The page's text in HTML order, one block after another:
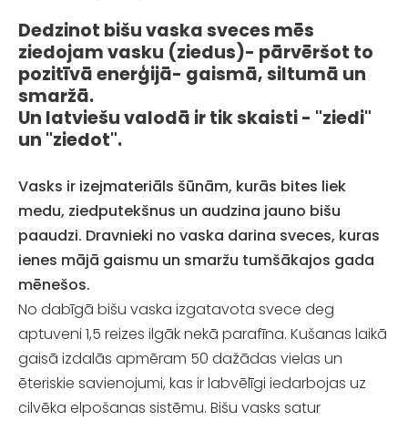
Dedzinot bišu vaska sveces mēs
ziedojam vasku (ziedus)- pārvēršot to
pozitīvā enerģijā- gaismā, siltumā un
smaržā.
Un latviešu valodā ir tik skaisti - "ziedi"
un "ziedot".
Vasks ir izejmateriāls šūnām, kurās bites liek
medu, ziedputekšnus un audzina jauno bišu
paaudzi. Dravnieki no vaska darina sveces, kuras
ienes mājā gaismu un smaržu tumšākajos gada
mēnešos.
No dabīgā bišu vaska izgatavota svece deg
aptuveni 1,5 reizes ilgāk nekā parafīna. Kušanas laikā
gaisā izdalās apmēram 50 dažādas vielas un
ēteriskie savienojumi, kas ir labvēlīgi iedarbojas uz
cilvēka elpošanas sistēmu. Bišu vasks satur